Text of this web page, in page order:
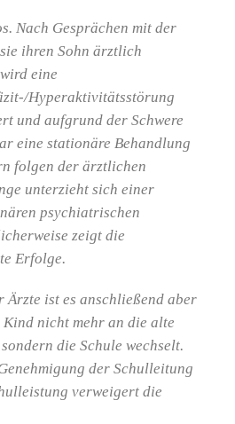
Nach Gesprächen mit der
ihren Sohn ärztlich
eine
Hyperaktivitätsstörung
und aufgrund der Schwere
eine stationäre Behandlung
folgen der ärztlichen
unterzieht sich einer
psychiatrischen
zeigt die
Erfolge.
Ärzte ist es anschließend aber
Kind nicht mehr an die alte
die Schule wechselt.
der Schulleitung
verweigert die